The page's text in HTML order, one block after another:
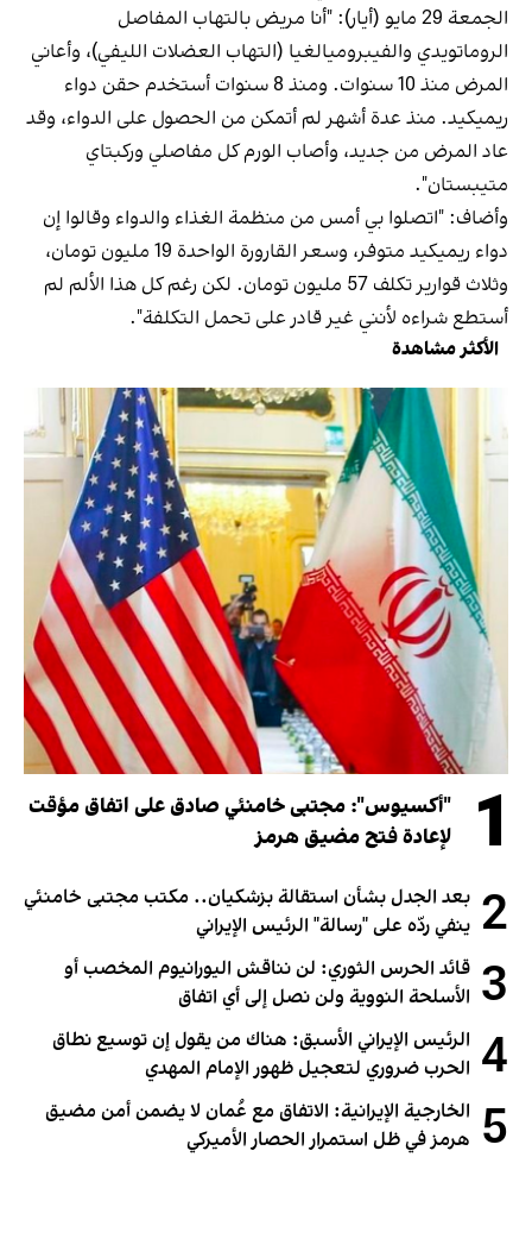
الجمعة 29 مايو (أيار): "أنا مريض بالتهاب المفاصل
الروماتويدي والفيبروميالغيا (التهاب العضلات الليفي)، وأعاني
المرض منذ 10 سنوات. ومنذ 8 سنوات أستخدم حقن دواء
ريميكيد. منذ عدة أشهر لم أتمكن من الحصول على الدواء، وقد
عاد المرض من جديد، وأصاب الورم كل مفاصلي وركبتاي
متيبستان".
وأضاف: "اتصلوا بي أمس من منظمة الغذاء والدواء وقالوا إن
دواء ريميكيد متوفر، وسعر القارورة الواحدة 19 مليون تومان،
وثلاث قوارير تكلف 57 مليون تومان. لكن رغم كل هذا الألم لم
أستطع شراءه لأنني غير قادر على تحمل التكلفة".
الأكثر مشاهدة
1
"أكسيوس": مجتبى خامنئي صادق على اتفاق مؤقت
لإعادة فتح مضيق هرمز
2 بعد الجدل بشأن استقالة بزشكيان.. مكتب مجتبى خامنئي
ينفي ردّه على "رسالة" الرئيس الإيراني
3 قائد الحرس الثوري: لن نناقش اليورانيوم المخصب أو
الأسلحة النووية ولن نصل إلى أي اتفاق
4 الرئيس الإيراني الأسبق: هناك من يقول إن توسيع نطاق
الحرب ضروري لتعجيل ظهور الإمام المهدي
5 الخارجية الإيرانية: الاتفاق مع عُمان لا يضمن أمن مضيق
هرمز في ظل استمرار الحصار الأميركي